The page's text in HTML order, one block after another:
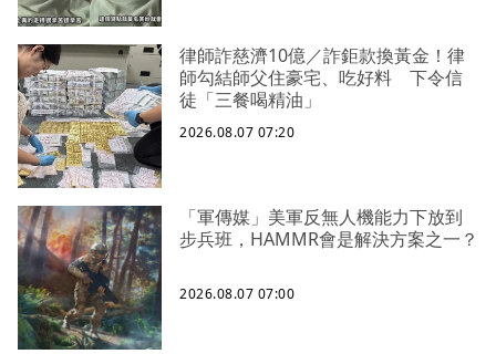
律師詐慈濟10億／詐鉅款換黃金！律
師勾結師父住豪宅、吃好料 下令信
徒「三餐喝精油」
2026.08.07 07:20
「軍傳媒」美軍反無人機能力下放到
步兵班，HAMMR會是解決方案之一？
2026.08.07 07:00